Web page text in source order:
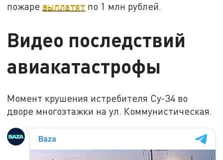
пожаре выплатят по 1 млн рублей.
Видео последствий
авиакатастрофы
Момент крушения истребителя Су-34 во
дворе многоэтажки на ул. Коммунистическая.